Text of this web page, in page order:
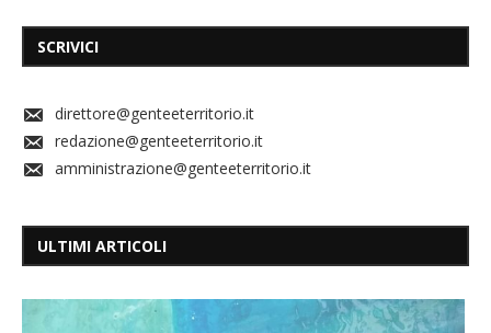
SCRIVICI
direttore@genteeterritorio.it
redazione@genteeterritorio.it
amministrazione@genteeterritorio.it
ULTIMI ARTICOLI